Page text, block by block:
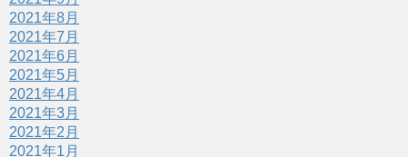
2021年8月
2021年7月
2021年6月
2021年5月
2021年4月
2021年3月
2021年2月
2021年1月